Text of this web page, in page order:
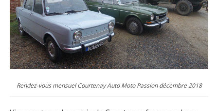
Rendez-vous mensuel Courtenay Auto Moto Passion décembre 2018